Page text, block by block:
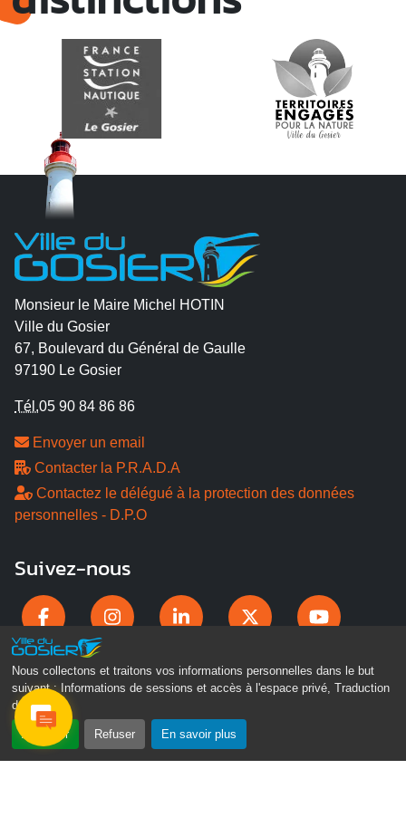
Nous collectons et traitons vos informations personnelles dans le but
suivant :
Informations de sessions et accès à l'espace privé, Traduction
des pages .
Accepter Refuser En savoir plus
Monsieur le Maire Michel HOTIN
Ville du Gosier
67, Boulevard du Général de Gaulle
97190 Le Gosier
Tél.05 90 84 86 86
Envoyer un email
Contacter la P.R.A.D.A
Contactez le délégué à la protection des données
personnelles - D.P.O
Suivez-nous